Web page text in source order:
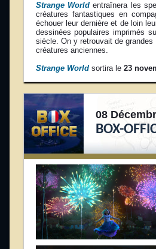
Strange Worldentraînera les
créatures fantastiques en
échouer leur dernière et de loin
dessinées populaires imprimés
siècle. On y retrouvait de
créatures anciennes.
Strange Worldsortira le 23
08
BOX-